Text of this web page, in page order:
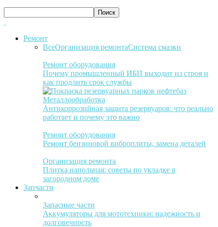
Ремонт
ВсеОрганизация ремонтаСистема смазки
Ремонт оборудования
Почему промышленный ИБП выходит из строя и
как продлить срок службы
Металлообработка
Антикоррозийная защита резервуаров: что реально
работает и почему это важно
Ремонт оборудования
Ремонт бензиновой виброплиты, замена деталей
Организация ремонта
Плитка напольная: советы по укладке в
загородном доме
Запчасти
Запасные части
Аккумуляторы для мототехники: надежность и
долговечность